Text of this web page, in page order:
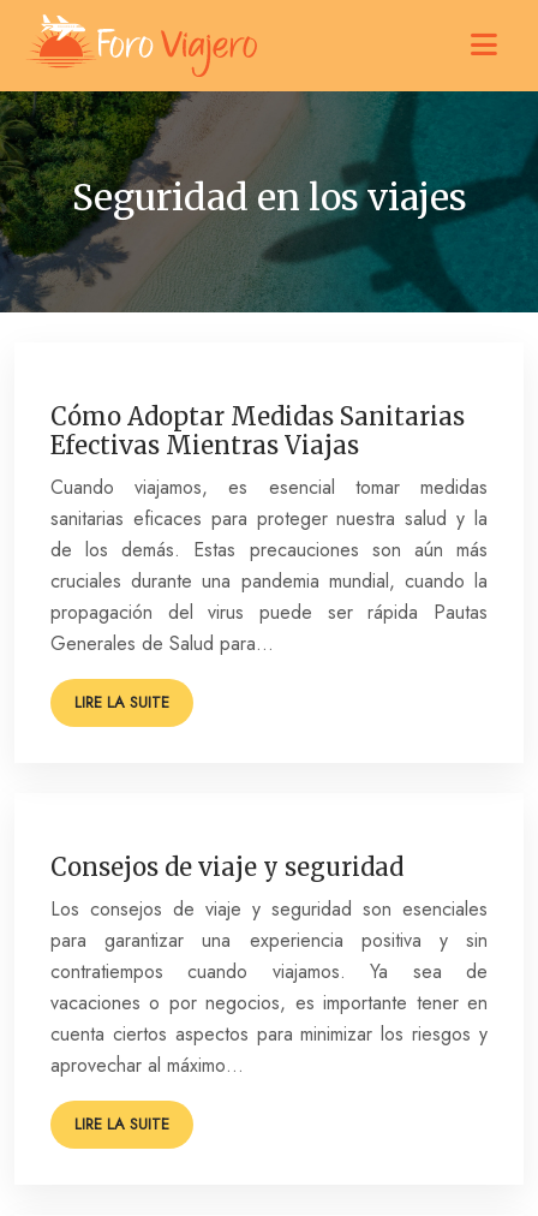
Seguridad en los viajes
Cómo Adoptar Medidas Sanitarias
Efectivas Mientras Viajas
Cuando viajamos, es esencial tomar medidas
sanitarias eficaces para proteger nuestra salud y la
de los demás. Estas precauciones son aún más
cruciales durante una pandemia mundial, cuando la
propagación del virus puede ser rápida Pautas
Generales de Salud para…
LIRE LA SUITE
Consejos de viaje y seguridad
Los consejos de viaje y seguridad son esenciales
para garantizar una experiencia positiva y sin
contratiempos cuando viajamos. Ya sea de
vacaciones o por negocios, es importante tener en
cuenta ciertos aspectos para minimizar los riesgos y
aprovechar al máximo…
LIRE LA SUITE